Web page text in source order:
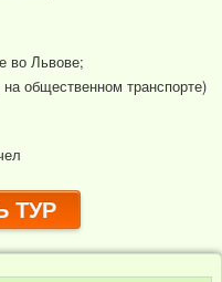
во Львове;
общественном транспорте)
ТУР